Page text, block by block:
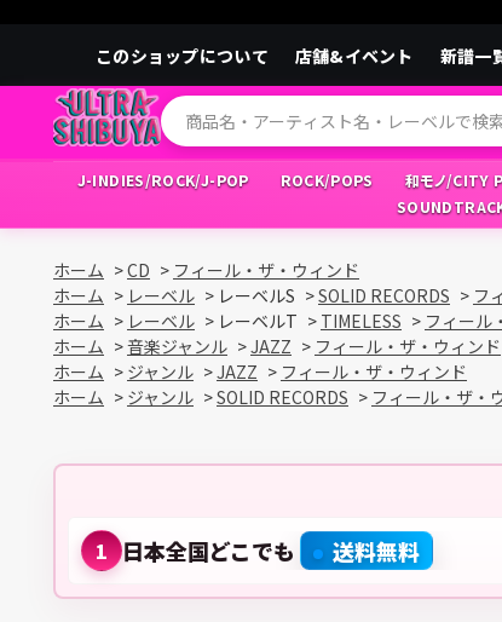
このショップについて 店舗&イベント 新譜一
J-INDIES/ROCK/J-POP ROCK/POPS 和モノ/CITY
ホーム >CD > フィール・ザ・ウィンド
ホーム > レーベル > レーベルS >SOLID RECORDS > フ
ホーム > レーベル > レーベルT > TIMELESS > フィール
ホーム >音楽ジャンル >JAZZ > フィール・ザ・ウィンド
ホーム > ジャンル >JAZZ > フィール・ザ・ウィンド
ホーム > ジャンル >SOLID RECORDS > フィール・ザ・
1 日本全国どこでも 送料無料